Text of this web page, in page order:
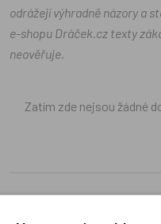
odrážejí výhradně názory a
e-shopu Dráček.cz texty
neověřuje.
Zatím zde nejsou žádné